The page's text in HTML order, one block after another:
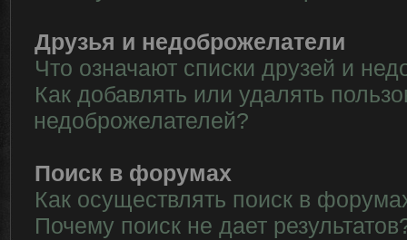
Друзья и недоброжелатели
Что означают списки друзей и
Как добавлять или удалять
недоброжелателей?
Поиск в форумах
Как осуществлять поиск в
Почему поиск не дает